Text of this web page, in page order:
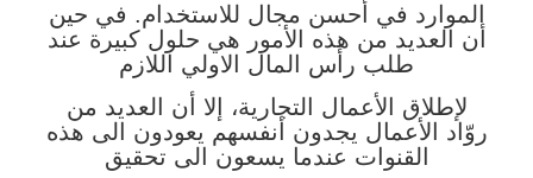
الموارد في أحسن مجال للاستخدام. في حين
أن العديد من هذه الأمور هي حلول كبيرة عند
طلب رأس المال الاولي اللازم
لإطلاق الأعمال التجارية، إلا أن العديد من
روّاد الأعمال يجدون أنفسهم يعودون الى هذه
القنوات عندما يسعون الى تحقيق